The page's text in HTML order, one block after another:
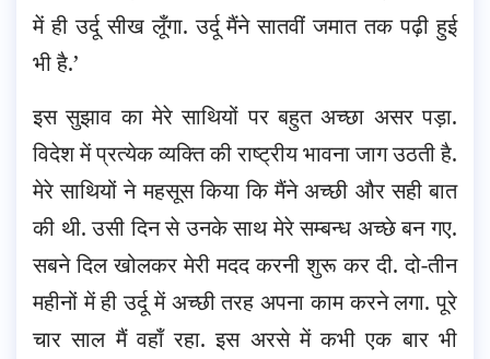
में ही उर्दू सीख लूँगा. उर्दू मैंने सातवीं जमात तक पढ़ी हुई
भी है.’
इस सुझाव का मेरे साथियों पर बहुत अच्छा असर पड़ा.
विदेश में प्रत्येक व्यक्ति की राष्ट्रीय भावना जाग उठती है.
मेरे साथियों ने महसूस किया कि मैंने अच्छी और सही बात
की थी. उसी दिन से उनके साथ मेरे सम्बन्ध अच्छे बन गए.
सबने दिल खोलकर मेरी मदद करनी शुरू कर दी. दो-तीन
महीनों में ही उर्दू में अच्छी तरह अपना काम करने लगा. पूरे
चार साल मैं वहाँ रहा. इस अरसे में कभी एक बार भी